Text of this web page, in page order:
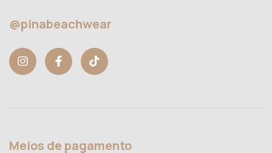
@pinabeachwear
Meios de pagamento